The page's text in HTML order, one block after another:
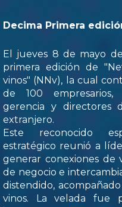
Decima Primera
El jueves 8 de mayo
primera edición de
vinos" (NNv), la cual
de 100 empresarios,
gerencia y
extranjero.
Este reconocido
estratégico reunió a
generar conexiones de
de negocio e
distendido,
vinos. La velada fue